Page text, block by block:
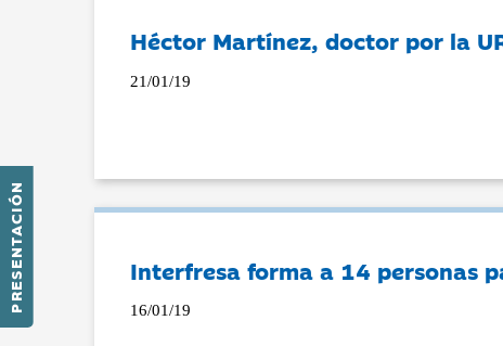
PRESENTACIÓN
Héctor Martínez, doctor por la
21/01/19
Interfresa forma a 14 personas
16/01/19